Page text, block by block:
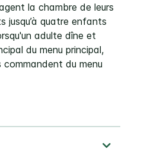
la chambre de leurs
jusqu’à quatre enfants
adulte dîne et
du menu principal,
du menu